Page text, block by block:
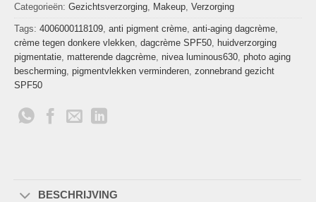
Categorieën: Gezichtsverzorging Makeup Verzorging
Tags: 4006000118109 anti pigment crème anti-aging dagcrème
crème tegen donkere vlekken dagcrème SPF50 huidverzorging
pigmentatie matterende dagcrème nivea luminous630 photo aging
bescherming pigmentvlekken verminderen zonnebrand gezicht
SPF50
BESCHRIJVING